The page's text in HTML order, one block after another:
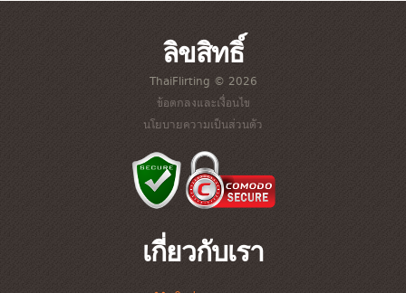
ลิขสิทธิ์
ThaiFlirting © 2026
ข้อตกลงและเงื่อนไข
นโยบายความเป็นส่วนตัว
เกี่ยวกับเรา